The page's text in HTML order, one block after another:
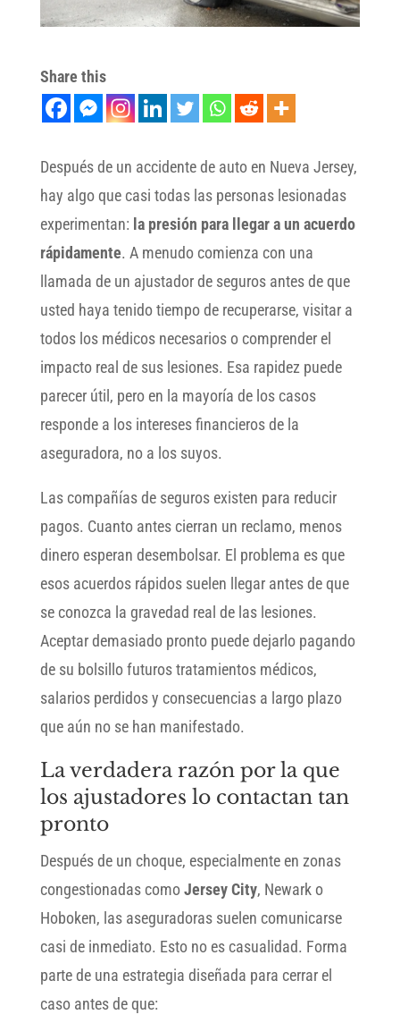
Share this
Después de un accidente de auto en Nueva Jersey,
hay algo que casi todas las personas lesionadas
experimentan: la presión para llegar a un acuerdo
rápidamente. A menudo comienza con una
llamada de un ajustador de seguros antes de que
usted haya tenido tiempo de recuperarse, visitar a
todos los médicos necesarios o comprender el
impacto real de sus lesiones. Esa rapidez puede
parecer útil, pero en la mayoría de los casos
responde a los intereses financieros de la
aseguradora, no a los suyos.
Las compañías de seguros existen para reducir
pagos. Cuanto antes cierran un reclamo, menos
dinero esperan desembolsar. El problema es que
esos acuerdos rápidos suelen llegar antes de que
se conozca la gravedad real de las lesiones.
Aceptar demasiado pronto puede dejarlo pagando
de su bolsillo futuros tratamientos médicos,
salarios perdidos y consecuencias a largo plazo
que aún no se han manifestado.
La verdadera razón por la que
los ajustadores lo contactan tan
pronto
Después de un choque, especialmente en zonas
congestionadas comoJersey City, Newark o
Hoboken, las aseguradoras suelen comunicarse
casi de inmediato. Esto no es casualidad. Forma
parte de una estrategia diseñada para cerrar el
caso antes de que: